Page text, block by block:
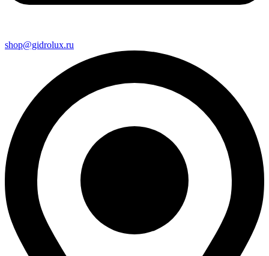
shop@gidrolux.ru